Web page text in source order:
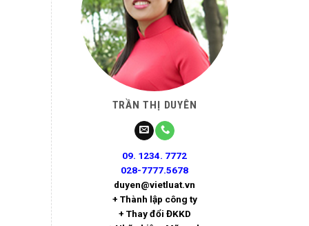
TRẦN THỊ DUYÊN
09. 1234. 7772
028-7777.5678
duyen@vietluat.vn
+ Thành lập công ty
+ Thay đổi ĐKKD